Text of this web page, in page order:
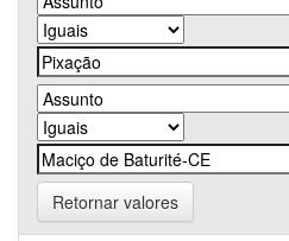
Retornar valores